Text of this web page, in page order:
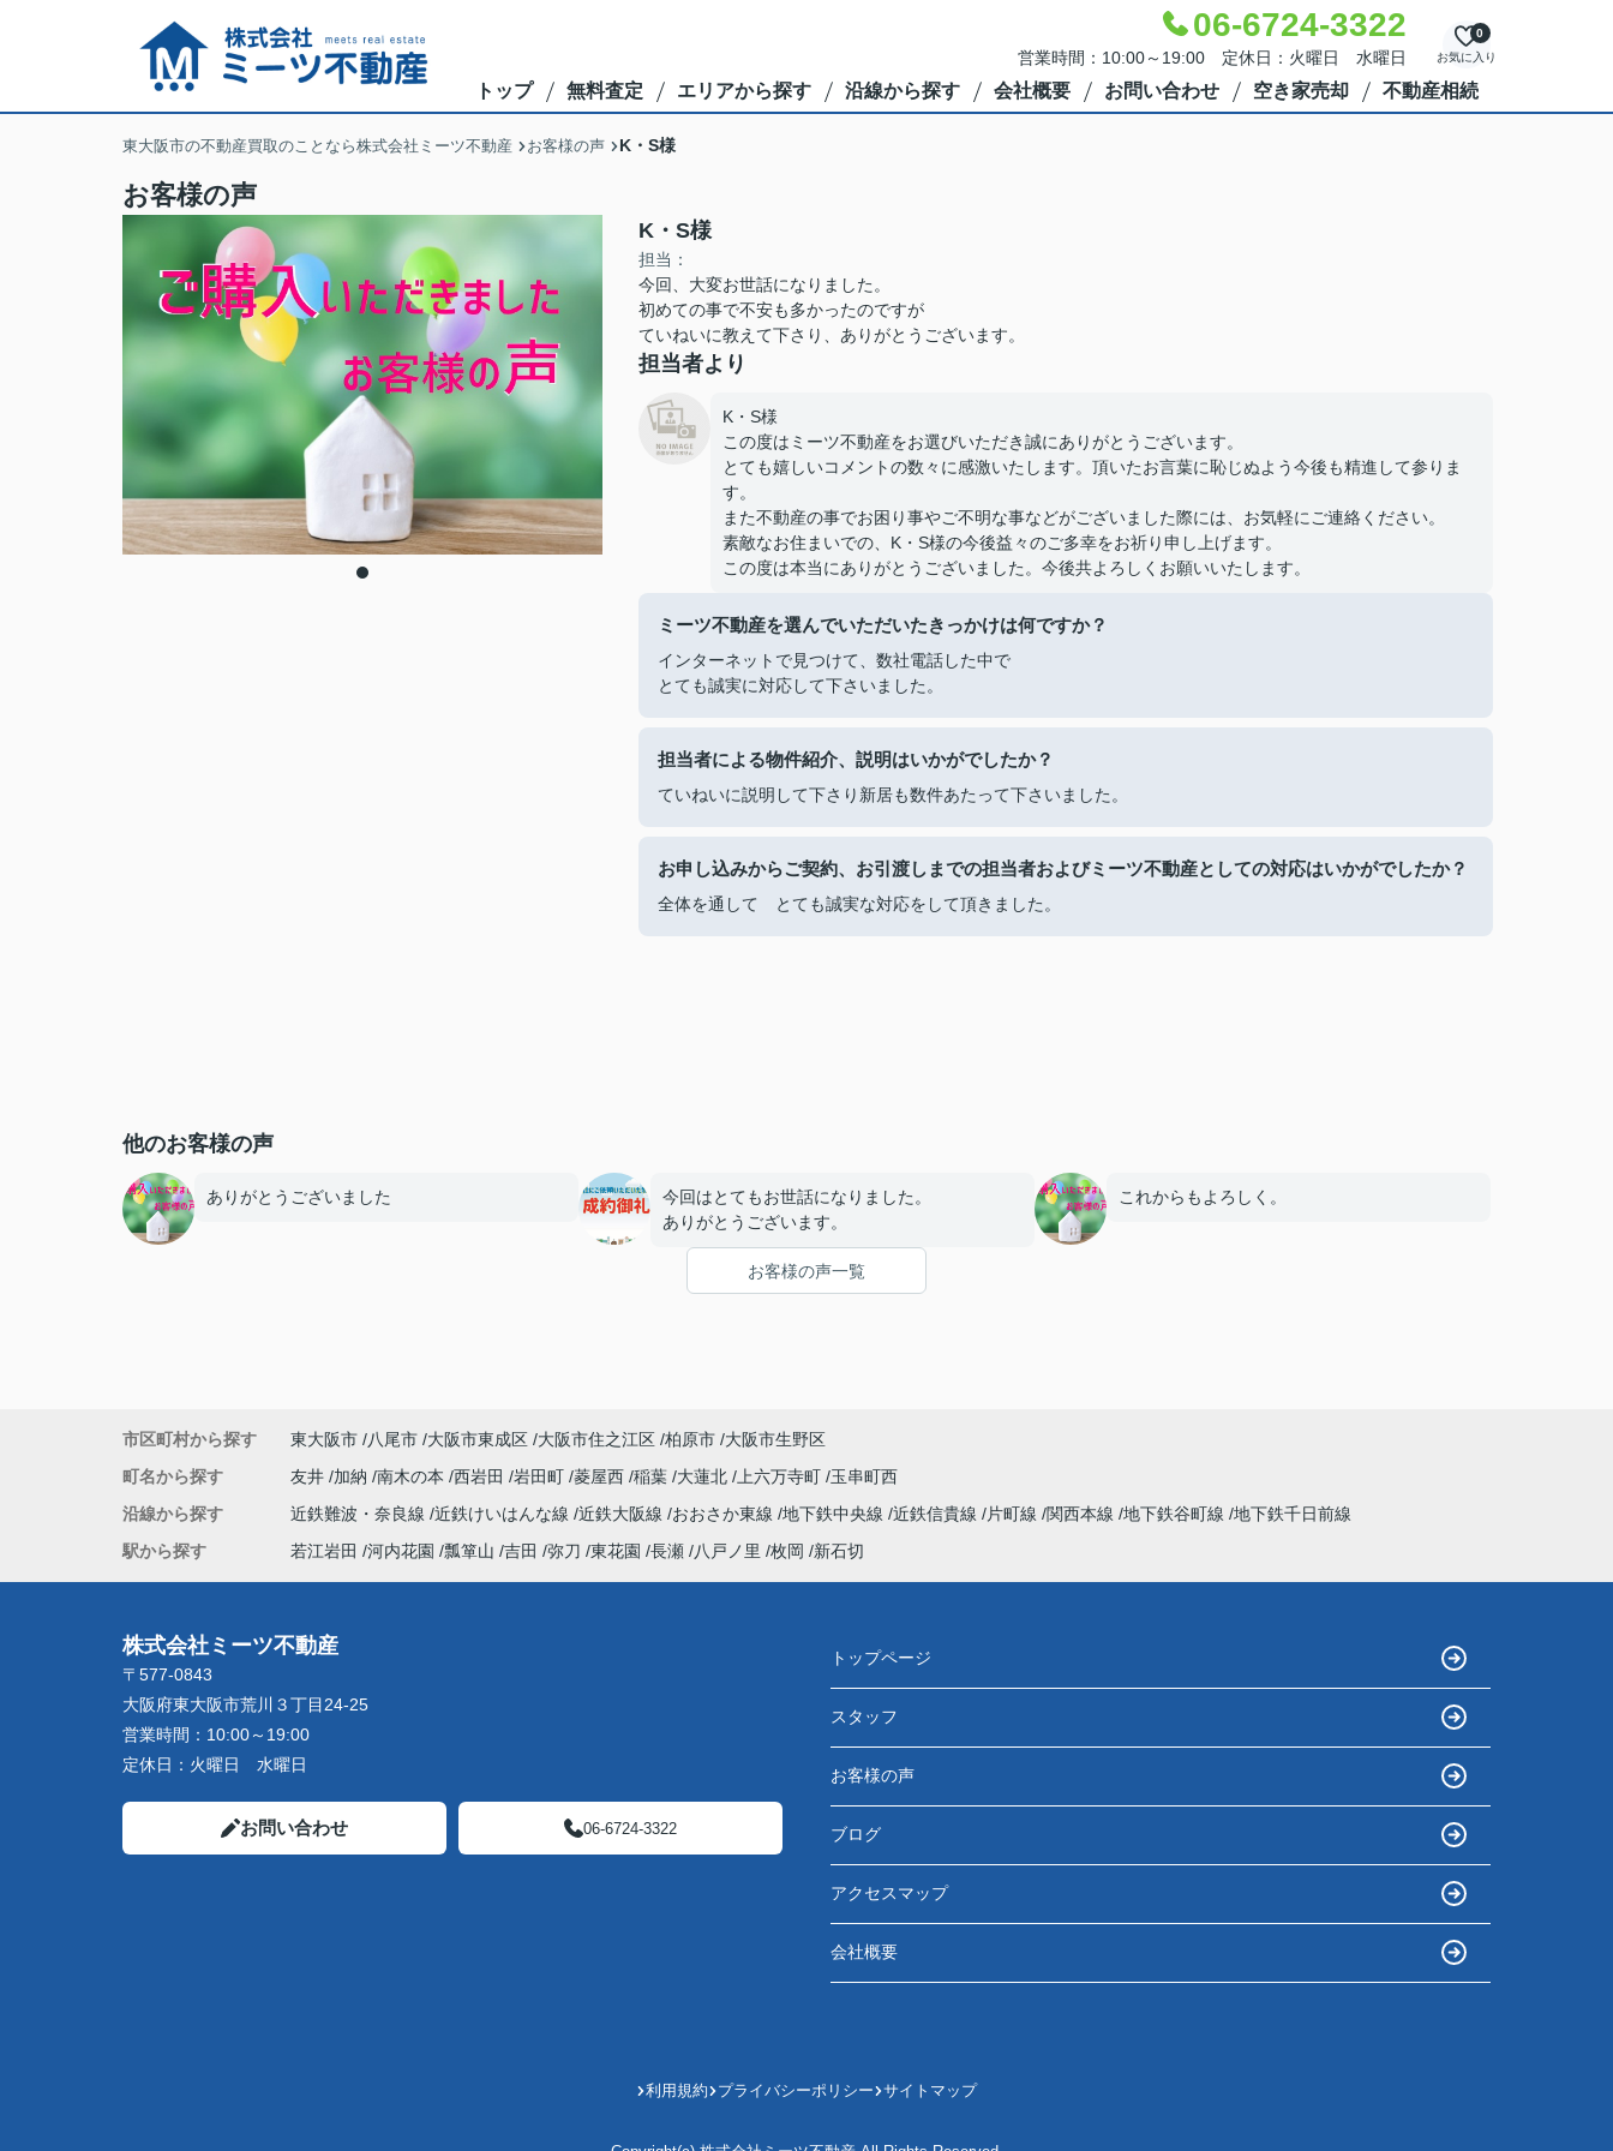
06-6724-3322
営業時間：10:00～19:00 定休日：火曜日 水曜日 お気に入り
0
トップ 無料査定 エリアから探す 沿線から探す 会社概要 お問い合わせ 空き家売却 不動産相続
東大阪市の不動産買取のことなら株式会社ミーツ不動産 お客様の声 K・S様
お客様の声
K・S様
担当：
今回、大変お世話になりました。
初めての事で不安も多かったのですが
ていねいに教えて下さり、ありがとうございます。
担当者より
K・S様
この度はミーツ不動産をお選びいただき誠にありがとうございます。
とても嬉しいコメントの数々に感激いたします。頂いたお言葉に恥じぬよう今後も精進して参りま
す。
また不動産の事でお困り事やご不明な事などがございました際には、お気軽にご連絡ください。
素敵なお住まいでの、K・S様の今後益々のご多幸をお祈り申し上げます。
この度は本当にありがとうございました。今後共よろしくお願いいたします。
ミーツ不動産を選んでいただいたきっかけは何ですか？
インターネットで見つけて、数社電話した中で
とても誠実に対応して下さいました。
担当者による物件紹介、説明はいかがでしたか？
ていねいに説明して下さり新居も数件あたって下さいました。
お申し込みからご契約、お引渡しまでの担当者およびミーツ不動産としての対応はいかがでしたか？
全体を通して とても誠実な対応をして頂きました。
他のお客様の声
ありがとうございました
今回はとてもお世話になりました。
ありがとうございます。
これからもよろしく。
お客様の声一覧
市区町村から探す 東大阪市 八尾市 大阪市東成区 大阪市住之江区 柏原市 大阪市生野区
町名から探す
友井 加納 南木の本 西岩田 岩田町 菱屋西 稲葉 大蓮北 上六万寺町 玉串町西
沿線から探す
近鉄難波・奈良線 近鉄けいはんな線 近鉄大阪線 おおさか東線 地下鉄中央線 近鉄信貴線 片町線 関西本線 地下鉄谷町線 地下鉄千日前線
駅から探す
若江岩田 河内花園 瓢箪山 吉田 弥刀 東花園 長瀬 八戸ノ里 枚岡 新石切
株式会社ミーツ不動産
〒577-0843
大阪府東大阪市荒川３丁目24-25
営業時間： 10:00～19:00
定休日： 火曜日 水曜日
お問い合わせ 06-6724-3322
トップページ
スタッフ
お客様の声
ブログ
アクセスマップ
会社概要
利用規約 プライバシーポリシー サイトマップ